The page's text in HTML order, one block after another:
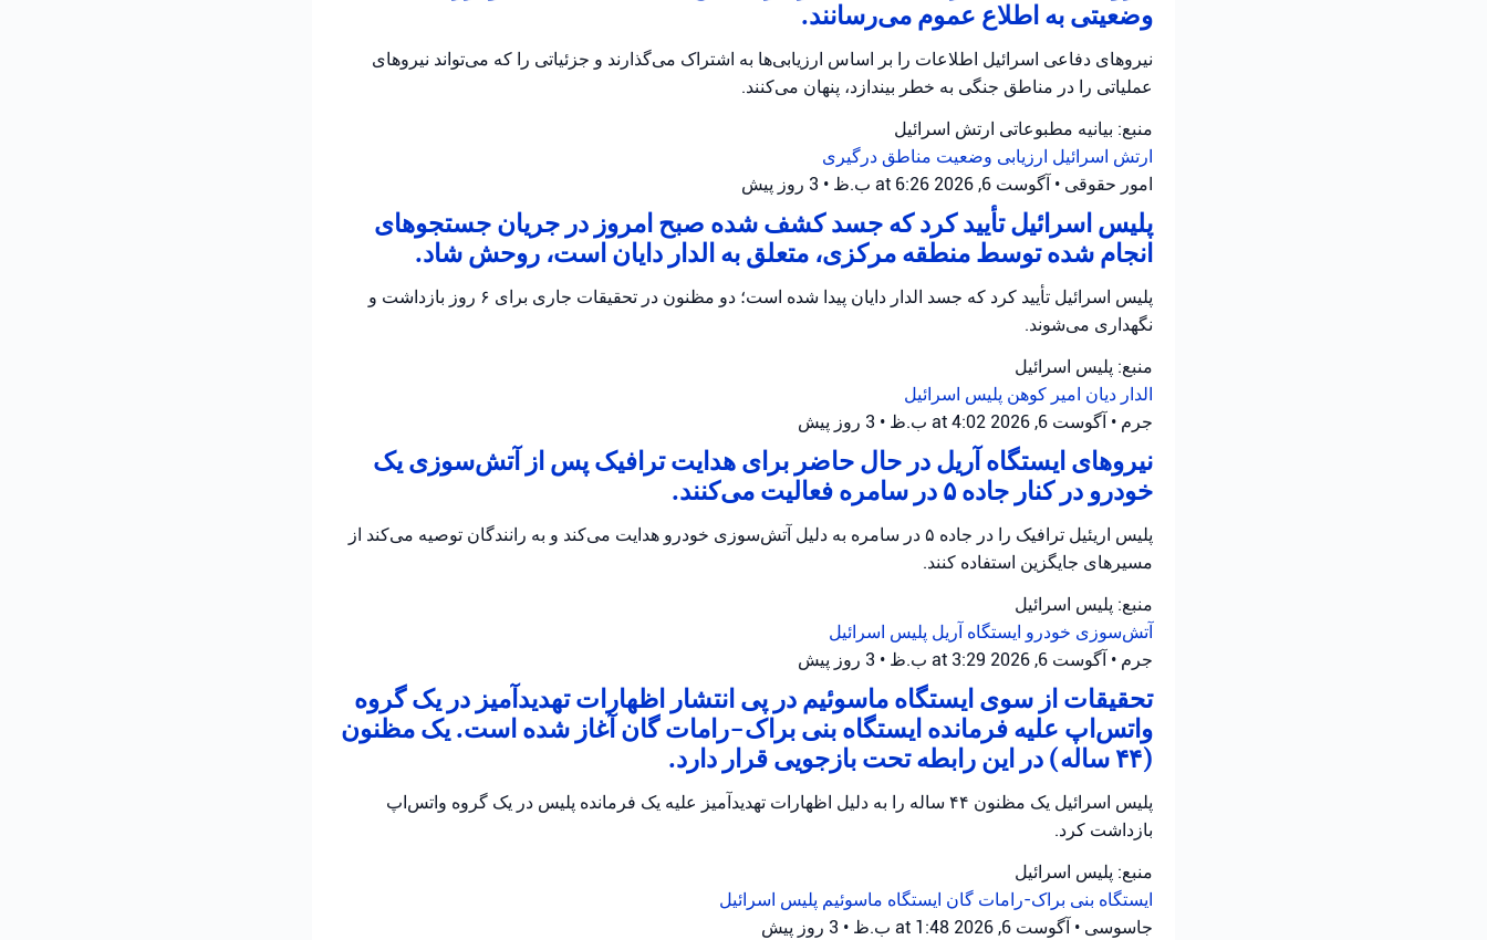
وضعیتی به اطلاع عموم می‌رسانند.
نیروهای دفاعی اسرائیل اطلاعات را بر اساس ارزیابی‌ها به اشتراک می‌گذارند و جزئیاتی را که می‌تواند نیروهای
عملیاتی را در مناطق جنگی به خطر بیندازد، پنهان می‌کنند.
منبع: بیانیه مطبوعاتی ارتش اسرائیل
ارتش اسرائیل ارزیابی وضعیت مناطق درگیری
امور حقوقی • آگوست 6, 2026 at 6:26 ب.ظ • 3 روز پیش
پلیس اسرائیل تأیید کرد که جسد کشف شده صبح امروز در جریان جستجوهای
انجام شده توسط منطقه مرکزی، متعلق به الدار دایان است، روحش شاد.
پلیس اسرائیل تأیید کرد که جسد الدار دایان پیدا شده است؛ دو مظنون در تحقیقات جاری برای ۶ روز بازداشت و
نگهداری می‌شوند.
منبع: پلیس اسرائیل
الدار دیان امیر کوهن پلیس اسرائیل
جرم • آگوست 6, 2026 at 4:02 ب.ظ • 3 روز پیش
نیروهای ایستگاه آریل در حال حاضر برای هدایت ترافیک پس از آتش‌سوزی یک
خودرو در کنار جاده ۵ در سامره فعالیت می‌کنند.
پلیس اریئیل ترافیک را در جاده ۵ در سامره به دلیل آتش‌سوزی خودرو هدایت می‌کند و به رانندگان توصیه می‌کند از
مسیرهای جایگزین استفاده کنند.
منبع: پلیس اسرائیل
آتش‌سوزی خودرو ایستگاه آریل پلیس اسرائیل
جرم • آگوست 6, 2026 at 3:29 ب.ظ • 3 روز پیش
تحقیقات از سوی ایستگاه ماسوئیم در پی انتشار اظهارات تهدیدآمیز در یک گروه
واتس‌اپ علیه فرمانده ایستگاه بنی براک-رامات گان آغاز شده است. یک مظنون
(۴۴ ساله) در این رابطه تحت بازجویی قرار دارد.
پلیس اسرائیل یک مظنون ۴۴ ساله را به دلیل اظهارات تهدیدآمیز علیه یک فرمانده پلیس در یک گروه واتس‌اپ
بازداشت کرد.
منبع: پلیس اسرائیل
ایستگاه بنی براک-رامات گان ایستگاه ماسوئیم پلیس اسرائیل
جاسوسی • آگوست 6, 2026 at 1:48 ب.ظ • 3 روز پیش